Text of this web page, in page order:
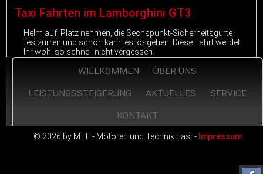
Taxi Fahrten im Lamborghini GT3
Helm auf, Platz nehmen, die Sechspunkt-Sicherheitsgurte
festzurren und schon kann es losgehen. Diese Fahrt werdet
Ihr wohl so schnell nicht vergessen.
WILLKOMMEN ÜBER UNS
LEISTUNGSSTEIGERUNG AKTUELLES SERVICE
KONTAKT
© 2026 by MTE - Motoren und Technik East - Impressum